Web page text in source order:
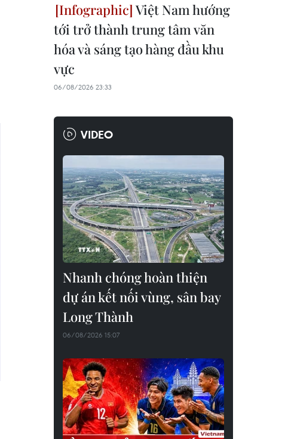
Việt Nam hướng
tới trở thành trung tâm văn
hóa và sáng tạo hàng đầu khu
vực
06/08/2026 23:33
VIDEO
Nhanh chóng hoàn thiện
dự án kết nối vùng, sân bay
Long Thành
06/08/2026 15:07